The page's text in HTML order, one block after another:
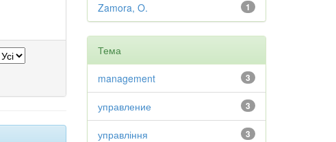
1
Zamora, O.
Тема
3
management
3
управление
3
управління